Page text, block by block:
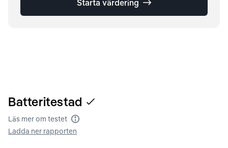
Starta värdering
Batteritestad
Läs mer om testet Batteritest
Ladda ner rapporten